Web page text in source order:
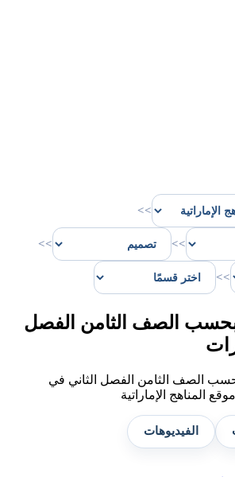
>>
>>
>>
>>
الصف الثامن الفصل
الصف الثامن الفصل الثاني في
المناهج الإماراتية
الفيديوهات